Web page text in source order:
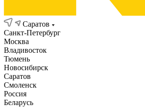
Саратов
Санкт-Петербург
Москва
Владивосток
Тюмень
Новосибирск
Саратов
Смоленск
Россия
Беларусь